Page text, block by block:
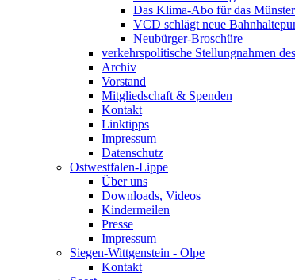
Das Klima-Abo für das
VCD schlägt neue
Neubürger-Broschüre
verkehrspolitische Stellungnahmen
Archiv
Vorstand
Mitgliedschaft & Spenden
Kontakt
Linktipps
Impressum
Datenschutz
Ostwestfalen-Lippe
Über uns
Downloads, Videos
Kindermeilen
Presse
Impressum
Siegen-Wittgenstein - Olpe
Kontakt